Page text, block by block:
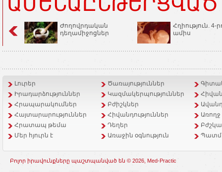
Ժողովրդական
դեղամիջոցներ
Հղիություն. 4-
ամիս
Լուրեր Ծառայություններ
Իրադարձություններ
Կազմակերպություններ
Հրապարակումներ
Բժիշկներ
Հայտարարություններ
Հիվանդություններ
Հրատապ թեմա
Դեղեր
Մեր հյուրն է
Առաջին օգնություն
Բոլոր իրավունքները պաշտպանված են © 2026, Med-Practic